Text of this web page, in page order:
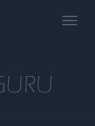
Toggle